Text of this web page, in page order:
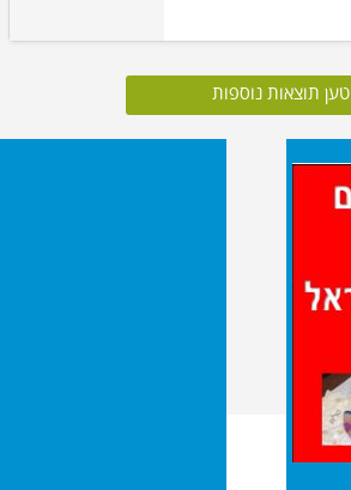
טען תוצאות נוספות